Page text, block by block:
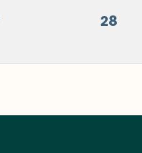
28